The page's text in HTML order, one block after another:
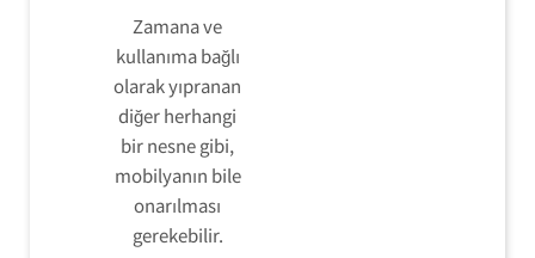
Zamana ve
kullanıma bağlı
olarak yıpranan
diğer herhangi
bir nesne gibi,
mobilyanın bile
onarılması
gerekebilir.